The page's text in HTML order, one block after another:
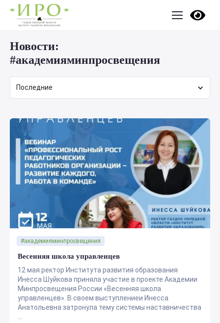
Новости:
#академияминпросвещения
Последние
Весенняя школа управленцев
12 мая ректор Института развития образования
Инесса Шуйкова приняла участие в проекте Академии
Минпросвещения России «Весенняя школа
управленцев». В своем выступлениеи Инесса
Анатольевна затронула тему системы наставничества
#академияминпросвещения